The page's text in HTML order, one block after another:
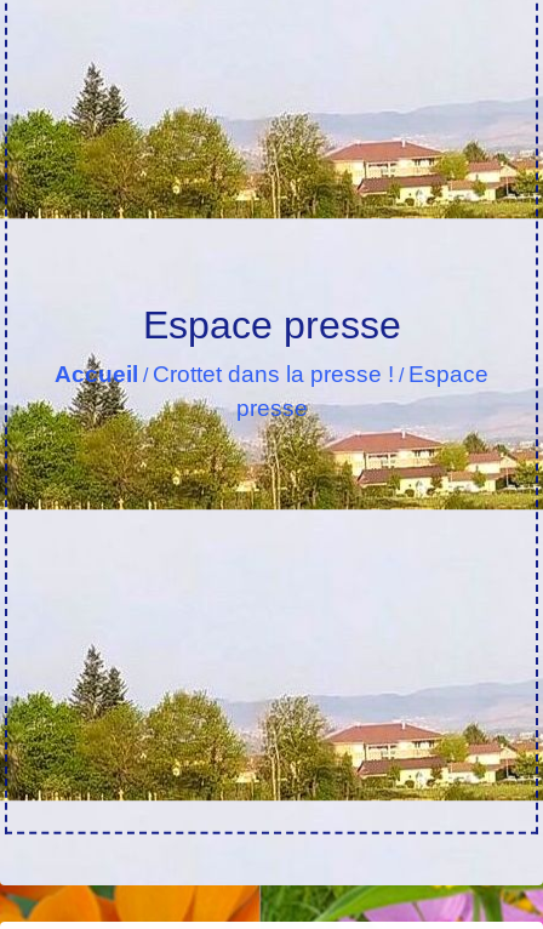
Espace presse
Accueil / Crottet dans la presse ! / Espace
presse